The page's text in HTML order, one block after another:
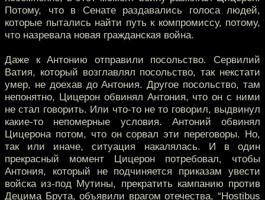
Потому, что в Сенате раздавались голоса людей,
которые пытались найти путь к компромиссу, потому,
что назревала новая гражданская война.
Даже к Антонию отправили посольство. Сервилий
Ватия, который возглавлял посольство, так некстати
умер, не доехав до Антония. Другое посольство, там
непонятно, Цицерон обвинял Антония, что он с ними
не стал говорить. Или что-то не то говорил, выдвинул
какие-то непомерные условия. Антоний обвинял
Цицерона потом, что он сорвал эти переговоры. Но,
так или иначе, ситуация накалялась. И в один
прекрасный момент Цицерон потребовал, чтобы
Антония, который не подчиняется приказам увести
войска из-под Мутины, прекратить кампанию против
Децима Брута, объявили врагом отечества, “Hostibus